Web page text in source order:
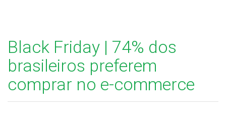
Black Friday | 74% dos
brasileiros preferem
comprar no e-commerce